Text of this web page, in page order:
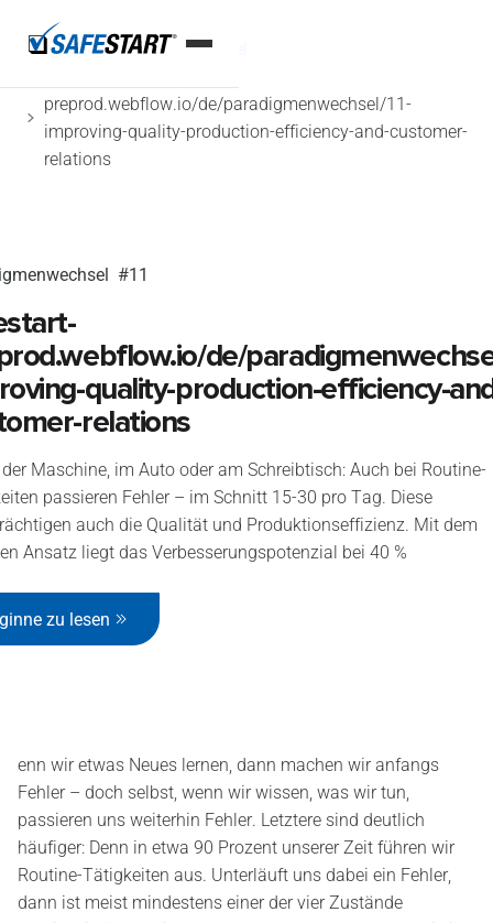
Home
Paradigmenwechsel
preprod.webflow.io/de/paradigmenwechsel/11-
improving-quality-production-efficiency-and-customer-
relations
#11
de/
quality-production-efficiency-
relations
Maschine, im Auto oder am Schreibtisch: Auch bei Routine-
passieren Fehler – im Schnitt 15-30 pro Tag. Diese
auch die Qualität und Produktionseffizienz. Mit dem
Ansatz liegt das Verbesserungspotenzial bei 40 %
zu lesen
enn wir etwas Neues lernen, dann machen wir anfangs
Fehler – doch selbst, wenn wir wissen, was wir tun,
passieren uns weiterhin Fehler. Letztere sind deutlich
häufiger: Denn in etwa 90 Prozent unserer Zeit führen wir
Routine-Tätigkeiten aus. Unterläuft uns dabei ein Fehler,
dann ist meist mindestens einer der vier Zustände